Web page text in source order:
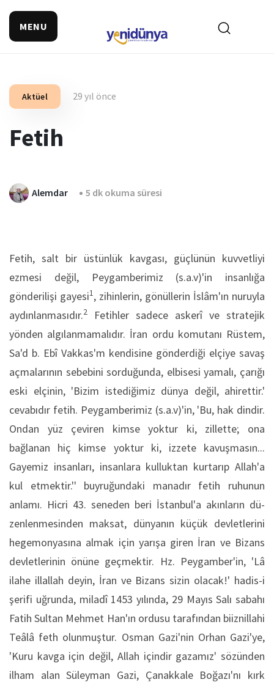
MENU
Aktüel 29 yıl önce
Fetih
Alemdar 5 dk okuma süresi
Fetih, salt bir üstünlük kavgası, güçlünün kuv­vetliyi
ezmesi değil, Peygamberimiz (s.a.v)'in insanlı­ğa
gönderilişi gayesi1, zihinlerin, gönüllerin İslâm'ın nuruyla
aydınlanmasıdır.2
Fetihler sadece askerî ve stratejik
yönden algı­lanmamalıdır. İran ordu komutanı Rüstem,
Sa'd b. Ebî Vakkas'm kendisine gönderdiği elçiye savaş
aç­malarının sebebini sorduğunda, elbisesi yamalı, çarı­ğı
eski elçinin, 'Bizim istediğimiz dünya değil, ahirettir.'
cevabıdır fetih. Peygamberimiz (s.a.v)'in, 'Bu, hak dindir.
Ondan yüz çeviren kimse yoktur ki, zillette; ona
bağlanan hiç kimse yoktur ki, izzete kavuşmasın...
Gayemiz insanları, insanlara kulluk­tan kurtarıp Allah'a
kul etmektir.'' buyruğundaki manadır fetih ruhunun
anlamı. Hicri 43. seneden beri İstanbul'a akınların dü­
zenlenmesinden maksat, dünyanın küçük devletleri­ni
hegemonyasına almak için yarışa giren İran ve Bizans
devletlerinin önüne geçmektir. Hz. Peygamber'in, 'Lâ
ilahe illallah deyin, İran ve Bizans sizin olacak!' hadis-i
şerifi uğ­runda, miladî 1453 yılında, 29 Mayıs Salı sabahı
Fatih Sul­tan Mehmet Han'ın ordusu ta­rafından biiznillahi
Teâlâ feth olunmuştur. Osman Gazi'nin Orhan Gazi'ye,
'Kuru kavga için de­ğil, Allah içindir gazamız' sö­zünden
ilham alan Süleyman Gazi, Çanakkale Boğazı'nı kırk